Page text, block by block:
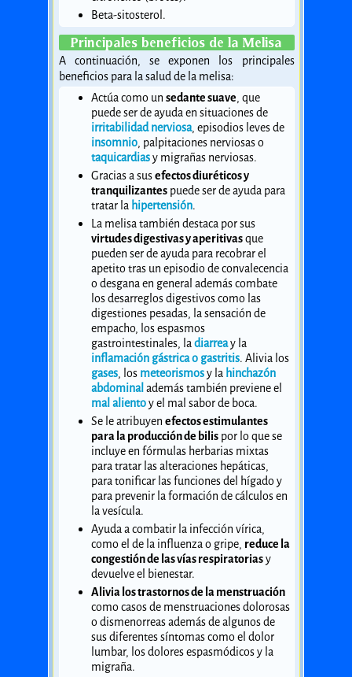
Beta-sitosterol.
Principales beneficios de la Melisa
A continuación, se exponen los principales
beneficios para la salud de la melisa:
Actúa como un sedante suave, que
puede ser de ayuda en situaciones de
irritabilidad nerviosa, episodios leves de
insomnio, palpitaciones nerviosas o
taquicardiasy migrañas nerviosas.
Gracias a susefectos diuréticos y
tranquilizantespuede ser de ayuda para
tratar la hipertensión.
La melisa también destaca por sus
virtudes digestivas y aperitivasque
pueden ser de ayuda para recobrar el
apetito tras un episodio de convalecencia
o desgana en general además combate
los desarreglos digestivos como las
digestiones pesadas, la sensación de
empacho, los espasmos
gastrointestinales, ladiarreay la
inflamación gástrica o gastritis. Alivia los
gases, los meteorismosy la hinchazón
abdominalademás también previene el
mal alientoy el mal sabor de boca.
Se le atribuyen efectos estimulantes
para la producción de bilispor lo que se
incluye en fórmulas herbarias mixtas
para tratar las alteraciones hepáticas,
para tonificar las funciones del hígado y
para prevenir la formación de cálculos en
la vesícula.
Ayuda a combatir la infección vírica,
como el de la influenza o gripe, reduce la
congestión de las vías respiratoriasy
devuelve el bienestar.
Alivia los trastornos de la menstruación
como casos de menstruaciones dolorosas
o dismenorreas además de algunos de
sus diferentes síntomas como el dolor
lumbar, los dolores espasmódicos y la
migraña.